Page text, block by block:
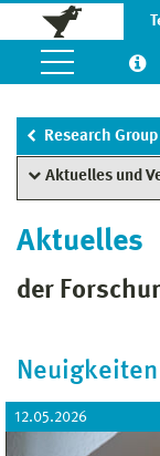
Research Group
Aktuelles und
Aktuelles
der
Neuigkeiten
12.05.2026